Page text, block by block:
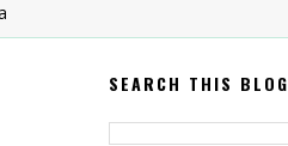
SEARCH THIS BLOG